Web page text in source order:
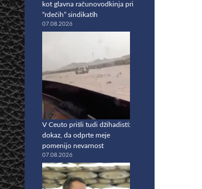
kot glavna računovodkinja pri
“rdečih” sindikatih
07.08.2026
V Ceuto prišli tudi džihadisti:
dokaz, da odprte meje
pomenijo nevarnost
07.08.2026